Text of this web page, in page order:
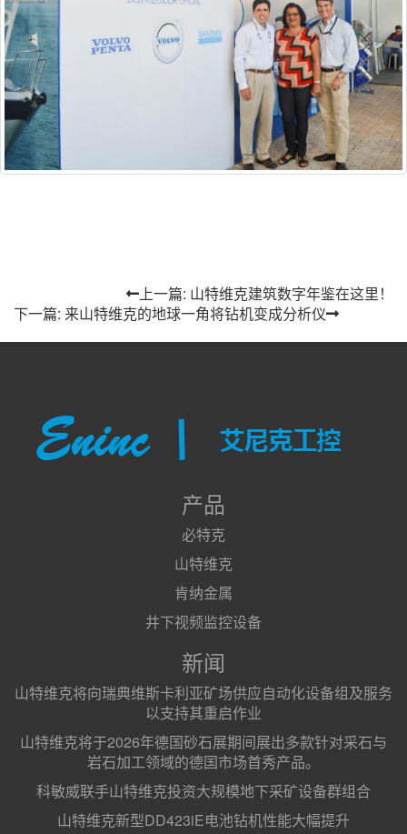
上一篇: 山特维克建筑数字年鉴在这里！
下一篇: 来山特维克的地球一角将钻机变成分析仪
产品
必特克
山特维克
肯纳金属
井下视频监控设备
新闻
山特维克将向瑞典维斯卡利亚矿场供应自动化设备组及服务
以支持其重启作业
山特维克将于2026年德国砂石展期间展出多款针对采石与
岩石加工领域的德国市场首秀产品。
科敏威联手山特维克投资大规模地下采矿设备群组合
山特维克新型DD423iE电池钻机性能大幅提升